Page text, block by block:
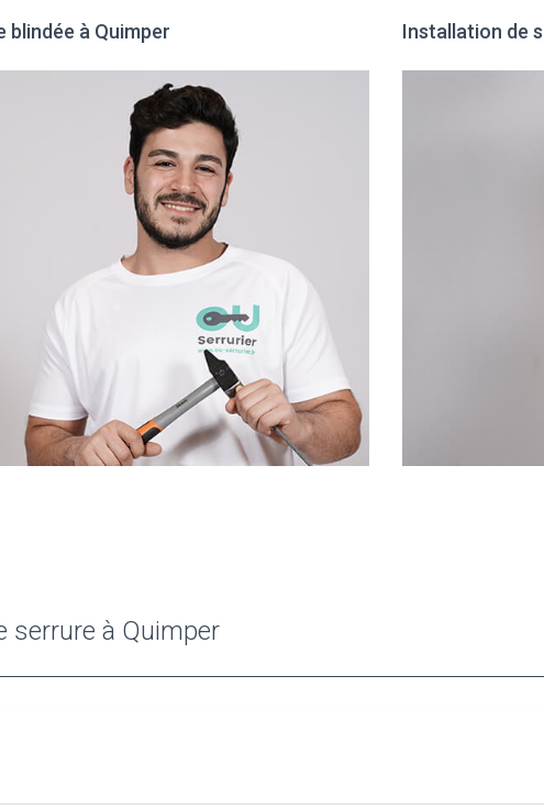
blindée à Quimper Installation de
serrure à Quimper